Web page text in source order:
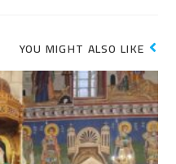
YOU MIGHT ALSO LIKE